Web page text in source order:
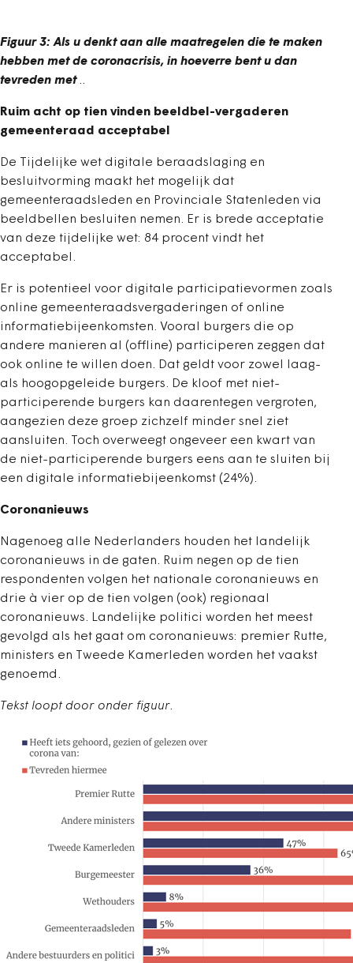
Figuur 3: Als u denkt aan alle maatregelen die te maken
hebben met de coronacrisis, in hoeverre bent u dan
tevreden met..
Ruim acht op tien vinden beeldbel-vergaderen
gemeenteraad acceptabel
De Tijdelijke wet digitale beraadslaging en
besluitvorming maakt het mogelijk dat
gemeenteraadsleden en Provinciale Statenleden via
beeldbellen besluiten nemen. Er is brede acceptatie
van deze tijdelijke wet: 84 procent vindt het
acceptabel.
Er is potentieel voor digitale participatievormen zoals
online gemeenteraadsvergaderingen of online
informatiebijeenkomsten. Vooral burgers die op
andere manieren al (offline) participeren zeggen dat
ook online te willen doen. Dat geldt voor zowel laag-
als hoogopgeleide burgers. De kloof met niet-
participerende burgers kan daarentegen vergroten,
aangezien deze groep zichzelf minder snel ziet
aansluiten. Toch overweegt ongeveer een kwart van
de niet-participerende burgers eens aan te sluiten bij
een digitale informatiebijeenkomst (24%).
Coronanieuws
Nagenoeg alle Nederlanders houden het landelijk
coronanieuws in de gaten. Ruim negen op de tien
respondenten volgen het nationale coronanieuws en
drie à vier op de tien volgen (ook) regionaal
coronanieuws. Landelijke politici worden het meest
gevolgd als het gaat om coronanieuws: premier Rutte,
ministers en Tweede Kamerleden worden het vaakst
genoemd.
Tekst loopt door onder figuur.